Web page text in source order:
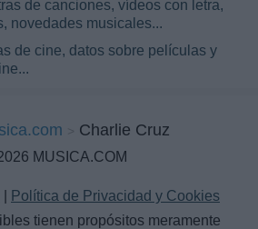
de canciones, vídeos con letra,
novedades musicales...
de cine, datos sobre películas y
Charlie Cruz
MUSICA.COM
Política de Privacidad y Cookies
tienen propósitos meramente